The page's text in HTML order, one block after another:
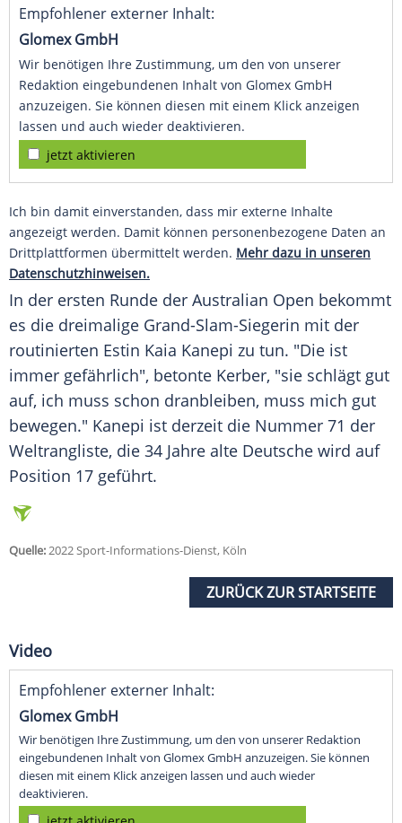
Empfohlener externer Inhalt:
Glomex GmbH
Wir benötigen Ihre Zustimmung, um den von unserer
Redaktion eingebundenen Inhalt von Glomex GmbH
anzuzeigen. Sie können diesen mit einem Klick anzeigen
lassen und auch wieder deaktivieren.
jetzt aktivieren
Ich bin damit einverstanden, dass mir externe Inhalte
angezeigt werden. Damit können personenbezogene Daten an
Drittplattformen übermittelt werden. Mehr dazu in unseren
Datenschutzhinweisen.
In der ersten Runde der Australian Open bekommt
es die dreimalige Grand-Slam-Siegerin mit der
routinierten Estin Kaia Kanepi zu tun. "Die ist
immer gefährlich", betonte Kerber, "sie schlägt gut
auf, ich muss schon dranbleiben, muss mich gut
bewegen." Kanepi ist derzeit die Nummer 71 der
Weltrangliste, die 34 Jahre alte Deutsche wird auf
Position 17 geführt.
Quelle:2022 Sport-Informations-Dienst, Köln
ZURÜCK ZUR STARTSEITE
Video
Empfohlener externer Inhalt:
Glomex GmbH
Wir benötigen Ihre Zustimmung, um den von unserer Redaktion
eingebundenen Inhalt von Glomex GmbH anzuzeigen. Sie können
diesen mit einem Klick anzeigen lassen und auch wieder
deaktivieren.